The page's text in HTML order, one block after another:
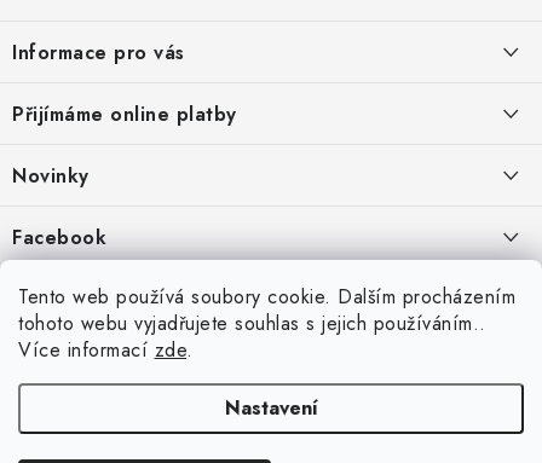
Tento web používá soubory cookie. Dalším procházením
tohoto webu vyjadřujete souhlas s jejich používáním..
Více informací zde.
Nastavení
p
a
Informace pro vás
Jak nakupovat
Ochrana osobních údajů
Hodnocení obchodu
Doprava a platba
Vrácení zboží a reklamace
Přijímáme online platby
Novinky
Kryty, pouzdra, obaly na mobil Apple iPhone.
11.9.2022
Nová skla pro vaši ochranu
22.8.2020
Designové kryty pro Xiaomi
Facebook
Heureka Recenze obchodu